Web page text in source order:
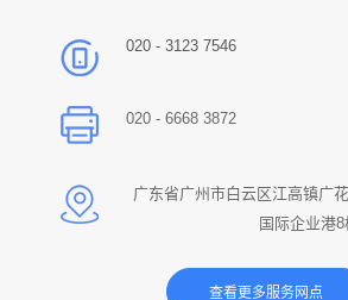
020 - 3123 7546
020 - 6668 3872
广东省广州市白云区江高镇广
国际企业港8